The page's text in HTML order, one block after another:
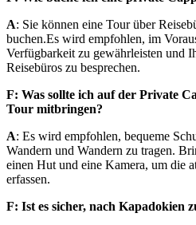
A: Sie können eine Tour über
buchen.Es wird empfohlen, im
Verfügbarkeit zu gewährleisten und
Reisebüros zu besprechen.
F: Was sollte ich auf der Private
Tour mitbringen?
A: Es wird empfohlen, bequeme
Wandern und Wandern zu tragen.
einen Hut und eine Kamera, um die
erfassen.
F: Ist es sicher, nach Kapadokien